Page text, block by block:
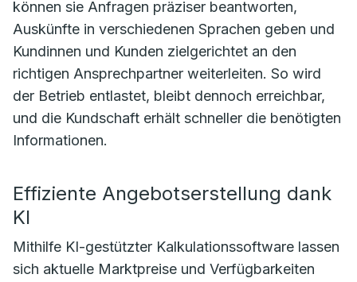
können sie Anfragen präziser beantworten,
Auskünfte in verschiedenen Sprachen geben und
Kundinnen und Kunden zielgerichtet an den
richtigen Ansprechpartner weiterleiten. So wird
der Betrieb entlastet, bleibt dennoch erreichbar,
und die Kundschaft erhält schneller die benötigten
Informationen.
Effiziente Angebotserstellung dank
KI
Mithilfe KI-gestützter Kalkulationssoftware lassen
sich aktuelle Marktpreise und Verfügbarkeiten